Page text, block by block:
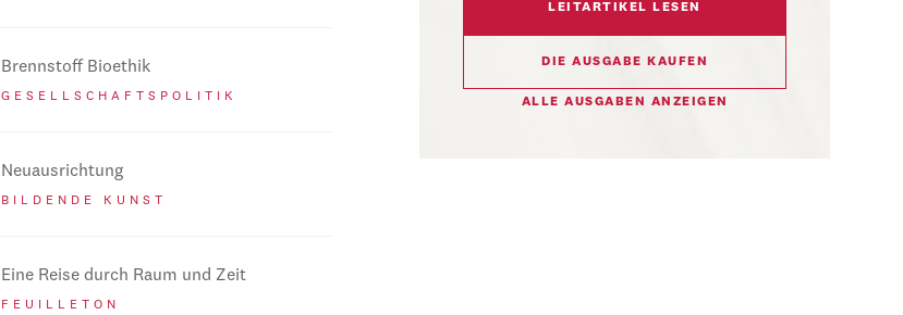
Brennstoff Bioethik
GESELLSCHAFTSPOLITIK
Neuausrichtung
BILDENDE KUNST
Eine Reise durch Raum und Zeit
FEUILLETON
LEITARTIKEL LESEN
DIE AUSGABE KAUFEN
ALLE AUSGABEN ANZEIGEN